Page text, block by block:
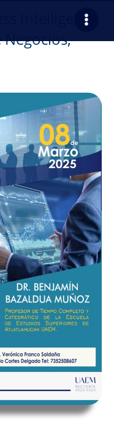
Intelligence
Negocios,